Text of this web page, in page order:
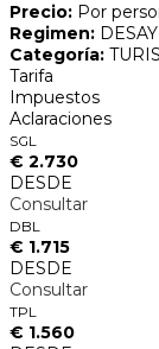
Precio: Por
Regimen:
Categoría:
Tarifa
Impuestos
Aclaraciones
SGL
€ 2.730
DESDE
Consultar
DBL
€ 1.715
DESDE
Consultar
TPL
€ 1.560